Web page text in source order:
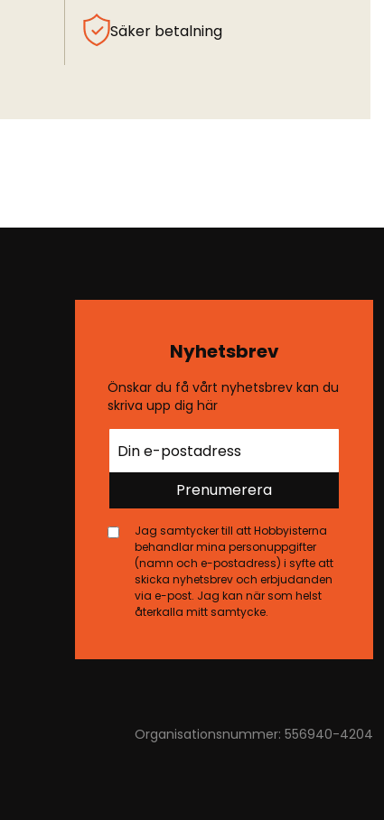
Säker betalning
Nyhetsbrev
Önskar du få vårt nyhetsbrev kan du
skriva upp dig här
Prenumerera
Jag samtycker till att Hobbyisterna
behandlar mina personuppgifter
(namn och e-postadress) i syfte att
skicka nyhetsbrev och erbjudanden
via e-post. Jag kan när som helst
återkalla mitt samtycke.
Organisationsnummer: 556940-4204